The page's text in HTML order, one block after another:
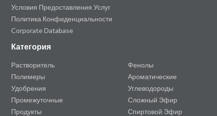
Условия Предоставления Услуг
Политика Конфиденциальности
Corporate Database
Категория
Растворитель
Полимеры
Удобрения
Промежуточные
Продукты
Фенолы
Ароматические
Углеводороды
Сложный Эфир
Спиртовой Эфир